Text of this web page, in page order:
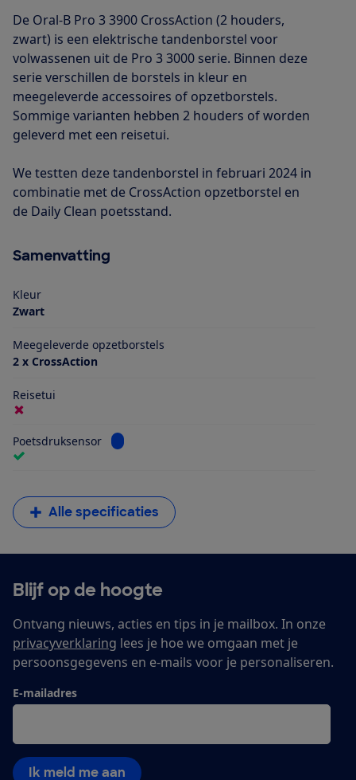
De Oral-B Pro 3 3900 CrossAction (2 houders,
zwart) is een elektrische tandenborstel voor
volwassenen uit de Pro 3 3000 serie. Binnen deze
serie verschillen de borstels in kleur en
meegeleverde accessoires of opzetborstels.
Sommige varianten hebben 2 houders of worden
geleverd met een reisetui.
We testten deze tandenborstel in februari 2024 in
combinatie met de CrossAction opzetborstel en
de Daily Clean poetsstand.
Samenvatting
Kleur
Zwart
Meegeleverde opzetborstels
2 x CrossAction
Reisetui
Poetsdruksensor Bekijk informatie voor Poetsdruksensor
Alle specificaties
Blijf op de hoogte
Ontvang nieuws, acties en tips in je mailbox. In onze
privacyverklaring lees je hoe we omgaan met je
persoonsgegevens en e-mails voor je personaliseren.
E-mailadres
Ik meld me aan